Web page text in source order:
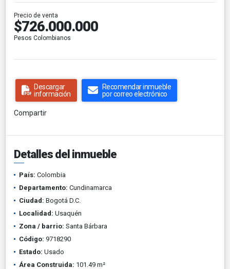
Precio de venta
$726.000.000
Pesos Colombianos
Descargar
información
Recomendar inmueble
por correo electrónico
Compartir
Detalles del inmueble
País: Colombia
Departamento: Cundinamarca
Ciudad: Bogotá D.C.
Localidad: Usaquén
Zona / barrio: Santa Bárbara
Código: 9718290
Estado: Usado
Área Construida: 101.49 m²